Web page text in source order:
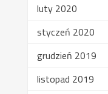
luty 2020
styczeń 2020
grudzień 2019
listopad 2019